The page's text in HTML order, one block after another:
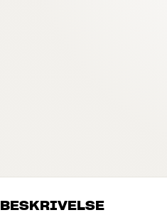
BESKRIVELSE